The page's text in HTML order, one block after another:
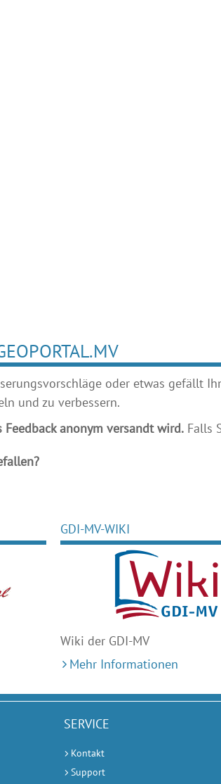
oder etwas gefällt
und zu verbessern.
anonym versandt wird.Falls
GDI-MV-WIKI
Wiki der GDI-MV
Mehr Informationen
SERVICE
Kontakt
Support